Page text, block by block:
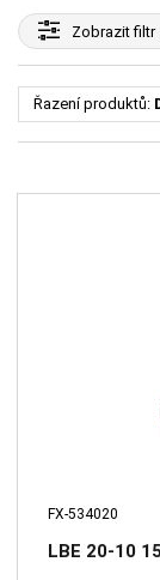
Zobrazitfiltr
Řazení produktů:
FX-534020
LBE 20-10